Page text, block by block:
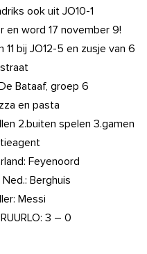
ook uit JO10-1
en word 17 november 9!
11 bij JO12-5 en zusje van 6
Bataaf, groep 6
en pasta
2.buiten spelen 3.gamen
Feyenoord
Berghuis
Messi
3 – 0